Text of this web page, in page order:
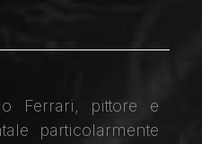
Ferrari, pittore e
particolarmente